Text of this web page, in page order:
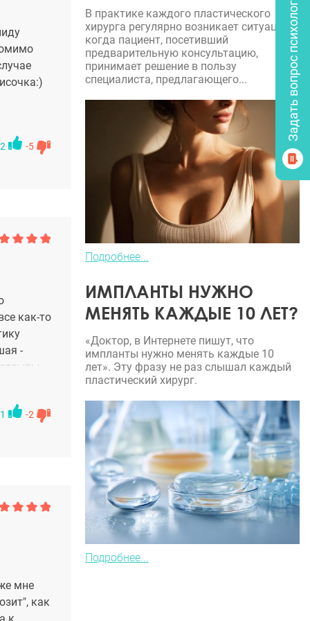
35,
2 -5
как-то
-
нибудь
1 -2
мне
как
В практике каждого пластического
хирурга регулярно возникает ситуация,
когда пациент, посетивший
предварительную консультацию,
принимает решение в пользу
специалиста, предлагающего...
Подробнее...
ИМПЛАНТЫ НУЖНО
МЕНЯТЬ КАЖДЫЕ 10 ЛЕТ?
«Доктор, в Интернете пишут, что
импланты нужно менять каждые 10
лет». Эту фразу не раз слышал каждый
пластический хирург.
Подробнее...
Задать вопрос психологу